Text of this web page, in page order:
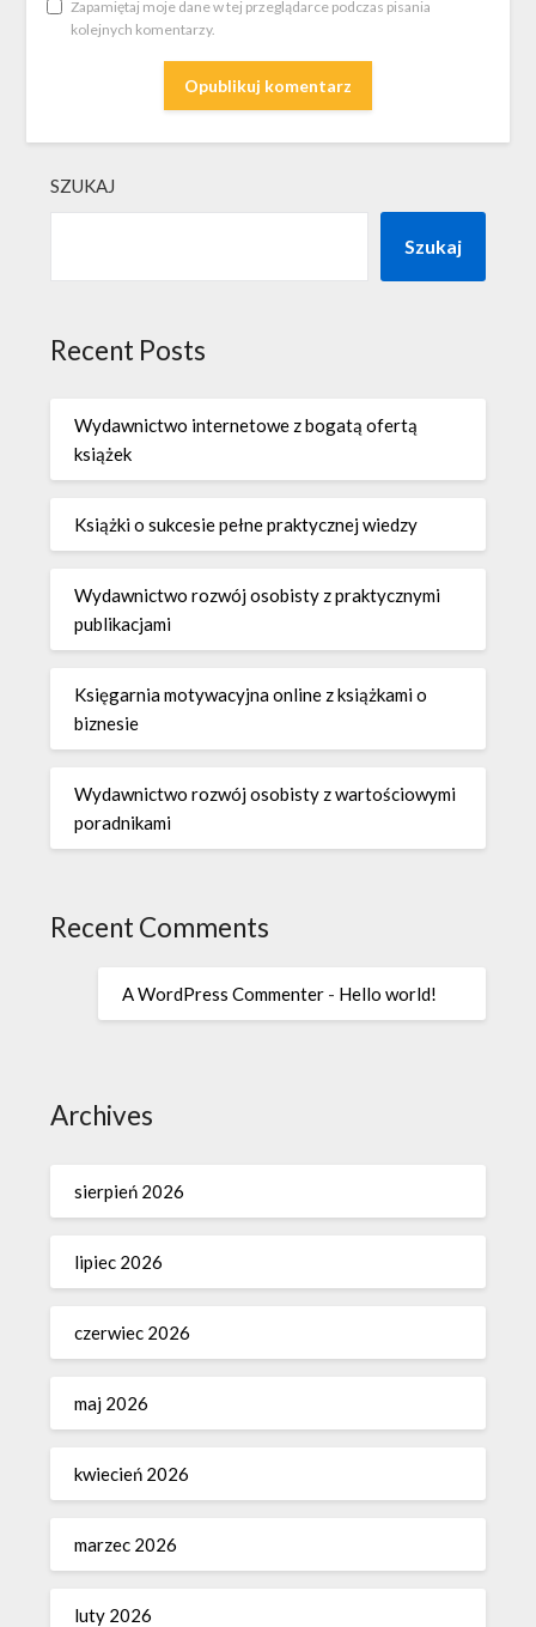
Zapamiętaj moje dane w tej przeglądarce podczas pisania
kolejnych komentarzy.
SZUKAJ
Szukaj
Recent Posts
Wydawnictwo internetowe z bogatą ofertą
książek
Książki o sukcesie pełne praktycznej wiedzy
Wydawnictwo rozwój osobisty z praktycznymi
publikacjami
Księgarnia motywacyjna online z książkami o
biznesie
Wydawnictwo rozwój osobisty z wartościowymi
poradnikami
Recent Comments
A WordPress Commenter - Hello world!
Archives
sierpień 2026
lipiec 2026
czerwiec 2026
maj 2026
kwiecień 2026
marzec 2026
luty 2026